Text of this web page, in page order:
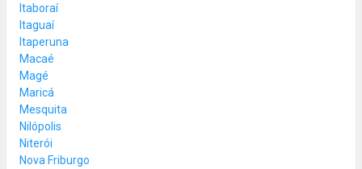
Itaboraí
Itaguaí
Itaperuna
Macaé
Magé
Maricá
Mesquita
Nilópolis
Niterói
Nova Friburgo